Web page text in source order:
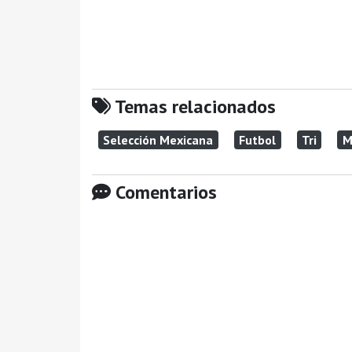
Temas relacionados
Selección Mexicana Futbol Tri
Comentarios